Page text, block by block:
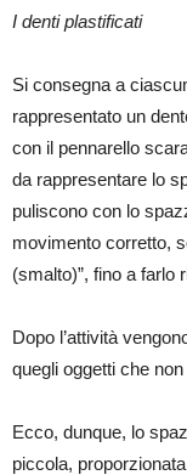
I denti plastificati
Si consegna a
rappresentato un
con il pennarello
da rappresentare lo
puliscono con lo
movimento corretto,
(smalto)”, fino a farlo
Dopo l’attività
quegli oggetti che
Ecco, dunque, lo
piccola,